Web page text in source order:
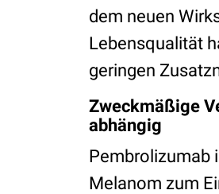
dem neuen
Lebensqualität
geringen
Zweckmäßige
abhängig
Pembrolizumab
Melanom zum